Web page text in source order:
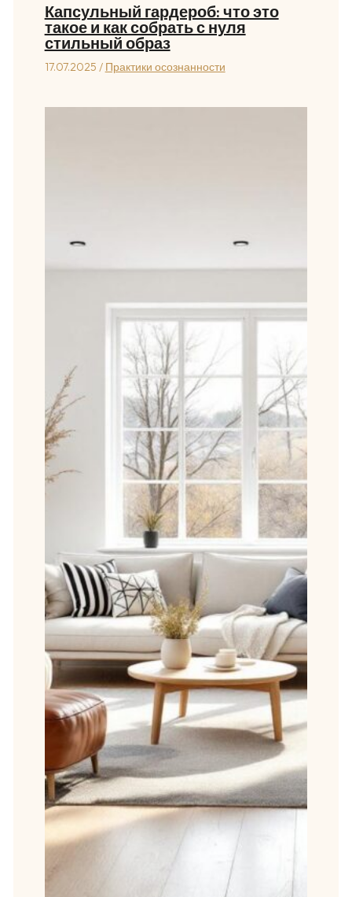
Капсульный гардероб: что это
такое и как собрать с нуля
стильный образ
17.07.2025 / Практики осознанности